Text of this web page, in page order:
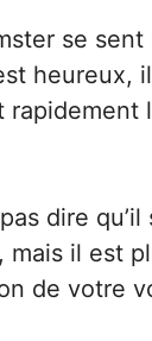
se
heureux,
rapidement
dire qu’il
mais il est
de votre